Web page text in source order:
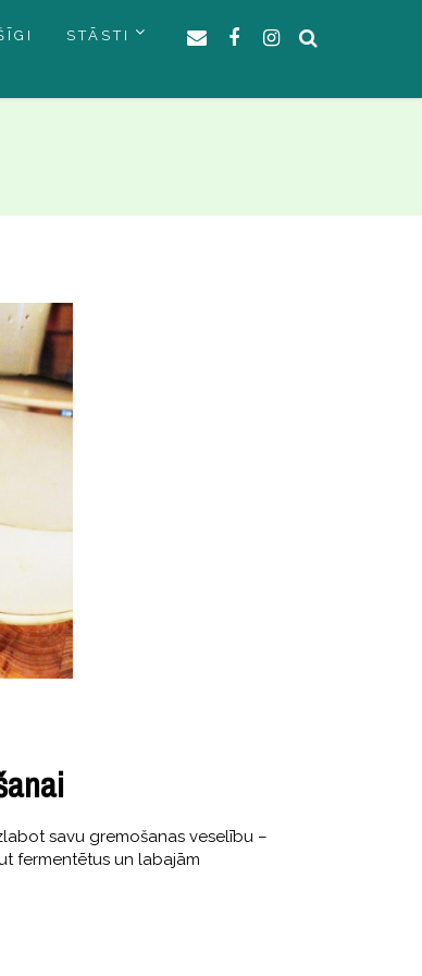
STĀSTI
savu gremošanas veselību –
fermentētus un labajām